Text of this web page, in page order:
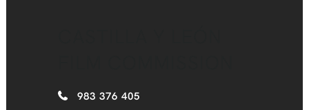
983 376 405